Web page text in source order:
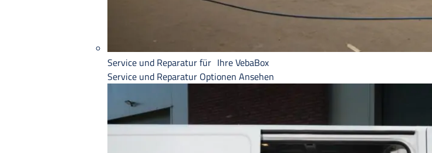
Service und Reparatur für Ihre VebaBox
Service und Reparatur Optionen Ansehen